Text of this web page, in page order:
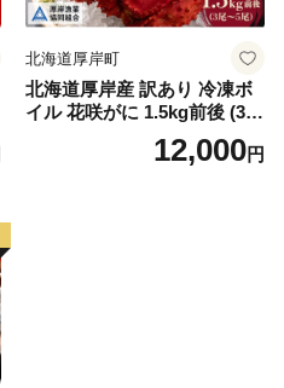
北海道厚岸町
北海道厚岸産 訳あり 冷凍ボ
イル 花咲がに 1.5kg前後 (3尾
～5尾入) 蟹 花咲ガニ 魚介類
魚介 [№5863-1090]12,000円